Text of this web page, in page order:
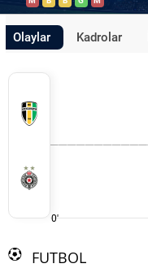
Olaylar Kadrolar
0'
FUTBOL